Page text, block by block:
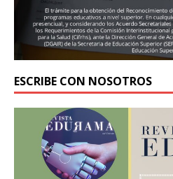
ESCRIBE CON NOSOTROS